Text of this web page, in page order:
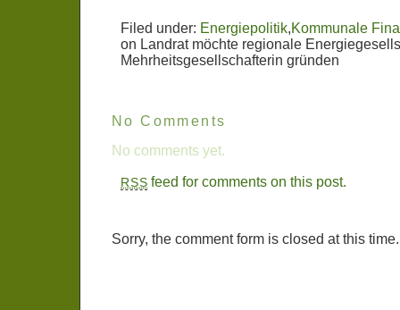
Filed under: Energiepolitik,Kommunale
on Landrat möchte regionale
Mehrheitsgesellschafterin gründen
No Comments
No comments yet.
RSS feed for comments on this post.
Sorry, the comment form is closed at this time.